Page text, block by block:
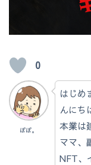
0
ぽぽ。
はじめ
んにち
本業は
ママ、
NFT、